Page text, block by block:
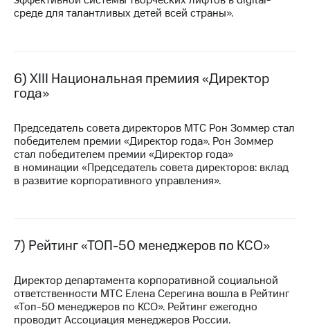
среде для талантливых детей всей страны».
6) ХIII Национальная премиия «Директор
года»
Председатель совета директоров МТС Рон Зоммер стал
победителем премии «Директор года». Рон Зоммер
стал победителем премии «Директор года»
в номинации «Председатель совета директоров: вклад
в развитие корпоративного управления».
7) Рейтинг«ТОП-50 менеджеров по КСО»
Директор департамента корпоративной социальной
ответственности МТС Елена Серегина вошла в Рейтинг
«Топ-50 менеджеров по КСО». Рейтинг ежегодно
проводит Ассоциация менеджеров России.